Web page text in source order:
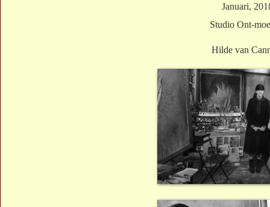
Januari,
Studio Ont-
Hilde van